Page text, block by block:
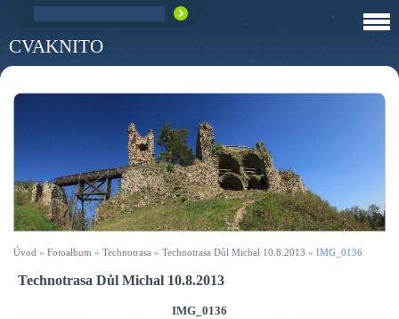
CVAKNITO
Úvod » Fotoalbum » Technotrasa » Technotrasa Důl Michal 10.8.2013 » IMG_0136
Technotrasa Důl Michal 10.8.2013
IMG_0136